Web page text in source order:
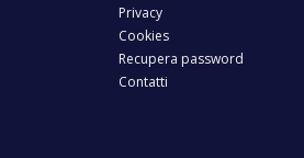
Privacy
Cookies
Recupera password
Contatti